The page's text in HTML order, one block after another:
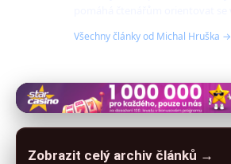
Všechny články od Michal Hruška →
Zobrazit celý archiv článků →